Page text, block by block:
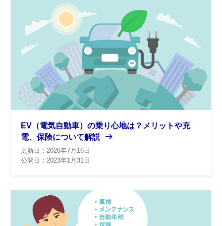
EV（電気自動車）の乗り心地は？メリットや充
電、保険について解説
更新日：2026年7月16日
公開日：2023年1月31日